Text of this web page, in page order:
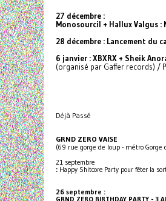
27 décembre :
Monosourcil + Hallux Valgus :
28 décembre : Lancement du
6 janvier : XBXRX + Sheik
(organisé par Gaffer records) /
Déjà Passé
GRND ZERO VAISE
(69 rue gorge de loup - métro
21 septembre
: Happy Shitcore Party pour fêter la
26 septembre :
GRND ZERO BIRTHDAY PARTY - 3